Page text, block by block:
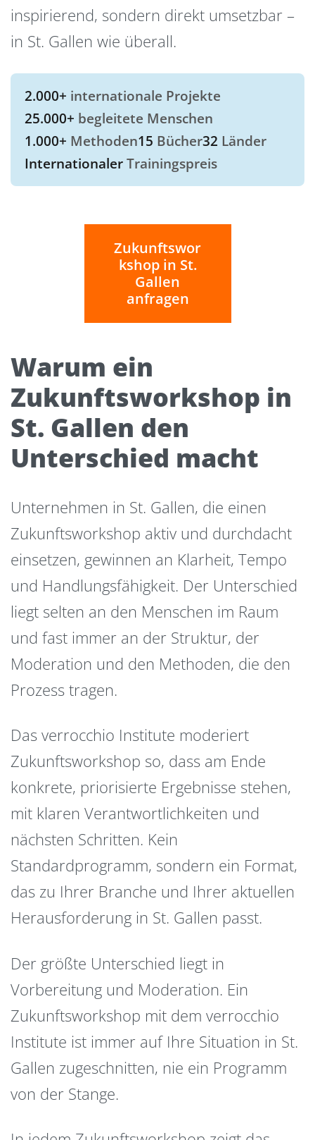
inspirierend, sondern direkt umsetzbar –
in St. Gallen wie überall.
2.000+ internationale Projekte
25.000+ begleitete Menschen
1.000+ Methoden15 Bücher32 Länder
InternationalerTrainingspreis
Zukunftswor
kshop in St.
Gallen
anfragen
Warum ein
Zukunftsworkshop in
St. Gallen den
Unterschied macht
Unternehmen in St. Gallen, die einen
Zukunftsworkshop aktiv und durchdacht
einsetzen, gewinnen an Klarheit, Tempo
und Handlungsfähigkeit. Der Unterschied
liegt selten an den Menschen im Raum
und fast immer an der Struktur, der
Moderation und den Methoden, die den
Prozess tragen.
Das verrocchio Institute moderiert
Zukunftsworkshop so, dass am Ende
konkrete, priorisierte Ergebnisse stehen,
mit klaren Verantwortlichkeiten und
nächsten Schritten. Kein
Standardprogramm, sondern ein Format,
das zu Ihrer Branche und Ihrer aktuellen
Herausforderung in St. Gallen passt.
Der größte Unterschied liegt in
Vorbereitung und Moderation. Ein
Zukunftsworkshop mit dem verrocchio
Institute ist immer auf Ihre Situation in St.
Gallen zugeschnitten, nie ein Programm
von der Stange.